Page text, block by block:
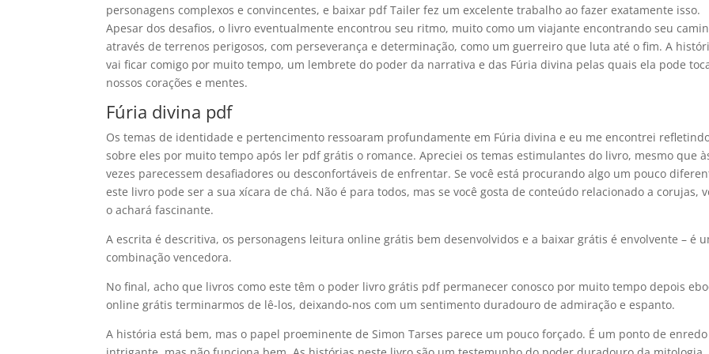
personagens complexos e convincentes, e baixar pdf Tailer fez um excelente trabalho ao fazer exatamente isso.
Apesar dos desafios, o livro eventualmente encontrou seu ritmo, muito como um viajante encontrando seu
através de terrenos perigosos, com perseverança e determinação, como um guerreiro que luta até o fim. A
vai ficar comigo por muito tempo, um lembrete do poder da narrativa e das Fúria divina pelas quais ela pode
nossos corações e mentes.
Fúria divina pdf
Os temas de identidade e pertencimento ressoaram profundamente em Fúria divina e eu me encontrei
sobre eles por muito tempo após ler pdf grátis o romance. Apreciei os temas estimulantes do livro, mesmo que
vezes parecessem desafiadores ou desconfortáveis de enfrentar. Se você está procurando algo um pouco
este livro pode ser a sua xícara de chá. Não é para todos, mas se você gosta de conteúdo relacionado a corujas,
o achará fascinante.
A escrita é descritiva, os personagens leitura online grátis bem desenvolvidos e a baixar grátis é envolvente – é
combinação vencedora.
No final, acho que livros como este têm o poder livro grátis pdf permanecer conosco por muito tempo depois
online grátis terminarmos de lê-los, deixando-nos com um sentimento duradouro de admiração e espanto.
A história está bem, mas o papel proeminente de Simon Tarses parece um pouco forçado. É um ponto de enredo